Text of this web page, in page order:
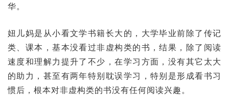
华。
妞儿妈是从小看文学书籍长大的，大学毕业前除了传记
类、课本，基本没看过非虚构类的书，结果，除了阅读
速度和理解力提升了不少，在学习方面，没有其它太大
的助力，甚至有两年特别耽误学习，特别是形成看书习
惯后，根本对非虚构类的书没有任何阅读兴趣。